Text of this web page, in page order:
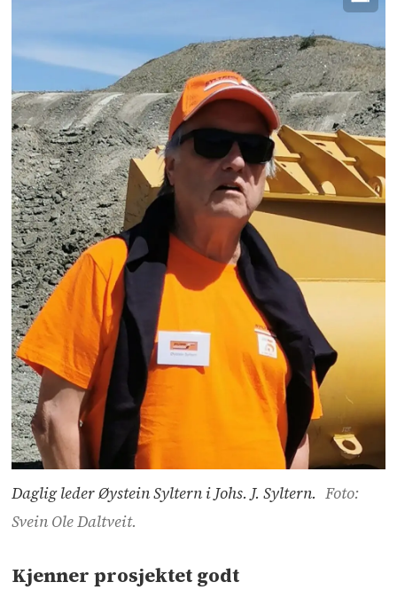
Daglig leder Øystein Syltern i Johs. J. Syltern. Foto:
Svein Ole Daltveit.
Kjenner prosjektet godt